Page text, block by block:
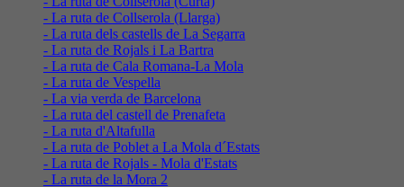
- La ruta de Collserola (Llarga)
- La ruta dels castells de La Segarra
- La ruta de Rojals i La Bartra
- La ruta de Cala Romana-La Mola
- La ruta de Vespella
- La via verda de Barcelona
- La ruta del castell de Prenafeta
- La ruta d'Altafulla
- La ruta de Poblet a La Mola d´Estats
- La ruta de Rojals - Mola d'Estats
- La ruta de la Mora 2